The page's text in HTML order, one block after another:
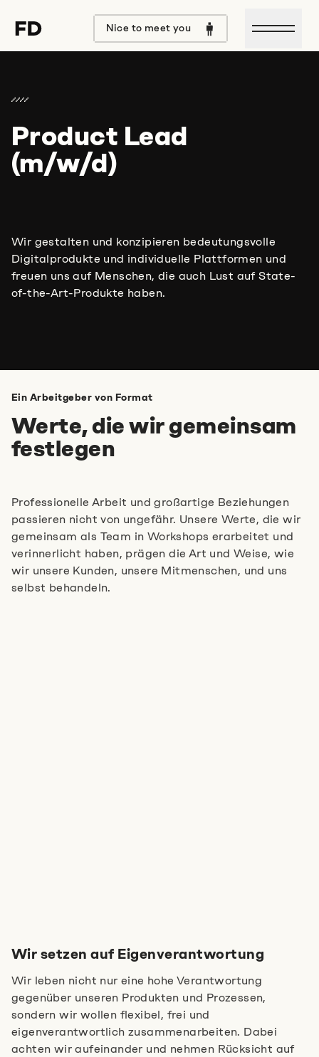
Nice to meet you
Product Lead
(m/w/d)
Wir gestalten und konzipieren bedeutungsvolle
Digitalprodukte und individuelle Plattformen und
freuen uns auf Menschen, die auch Lust auf State-
of-the-Art-Produkte haben.
Ein Arbeitgeber von Format
Werte, die wir gemeinsam
festlegen
Professionelle Arbeit und großartige Beziehungen
passieren nicht von ungefähr. Unsere Werte, die wir
gemeinsam als Team in Workshops erarbeitet und
verinnerlicht haben, prägen die Art und Weise, wie
wir unsere Kunden, unsere Mitmenschen, und uns
selbst behandeln.
Wir setzen auf Eigenverantwortung
Wir leben nicht nur eine hohe Verantwortung
gegenüber unseren Produkten und Prozessen,
sondern wir wollen flexibel, frei und
eigenverantwortlich zusammenarbeiten. Dabei
achten wir aufeinander und nehmen Rücksicht auf